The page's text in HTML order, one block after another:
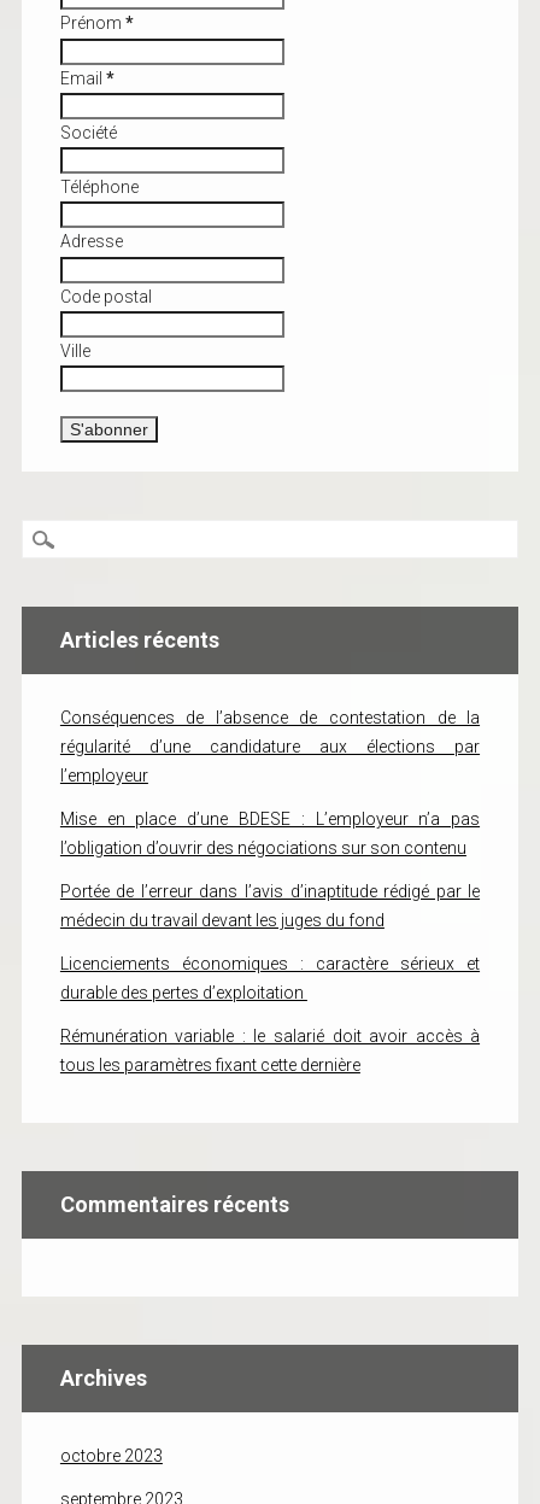
Prénom *
Email *
Société
Téléphone
Adresse
Code postal
Ville
Articles récents
Conséquences de l’absence de contestation de la
régularité d’une candidature aux élections par
l’employeur
Mise en place d’une BDESE : L’employeur n’a pas
l’obligation d’ouvrir des négociations sur son contenu
Portée de l’erreur dans l’avis d’inaptitude rédigé par le
médecin du travail devant les juges du fond
Licenciements économiques : caractère sérieux et
durable des pertes d’exploitation
Rémunération variable : le salarié doit avoir accès à
tous les paramètres fixant cette dernière
Commentaires récents
Archives
octobre 2023
septembre 2023